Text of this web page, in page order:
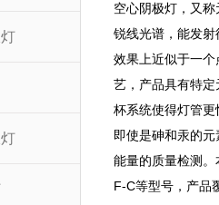
空心阴极灯，又
锐线光谱，能发
效果上近似于一
艺，产品具有特
杯系统使得灯管
即使是砷和汞的
能量的质量检测。
F-C等型号，产品